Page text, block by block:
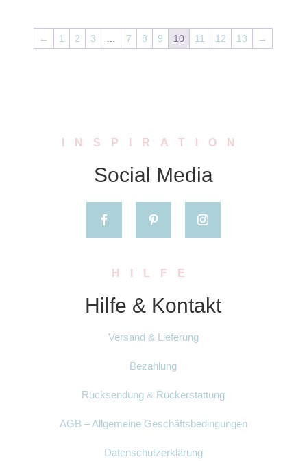
€ 8,00
←
1 2 3 7 8 9 10 11 12 13 →
INSPIRATION
Social Media
HILFE
Hilfe & Kontakt
Versand & Lieferung
Bezahlung
Rücksendung & Rückerstattung
AGB – Allgemeine Geschäftsbedingungen
Datenschutzerklärung